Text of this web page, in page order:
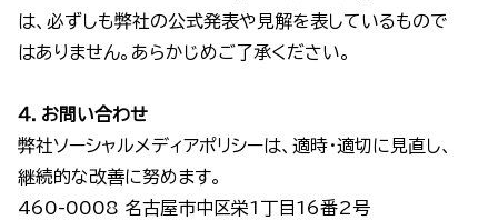
は、必ずしも弊社の公式発表や見解を表しているもので
はありません。あらかじめご了承ください。
４．お問い合わせ
弊社ソーシャルメディアポリシーは、適時・適切に見直し、
継続的な改善に努めます。
460-0008 名古屋市中区栄1丁目16番2号